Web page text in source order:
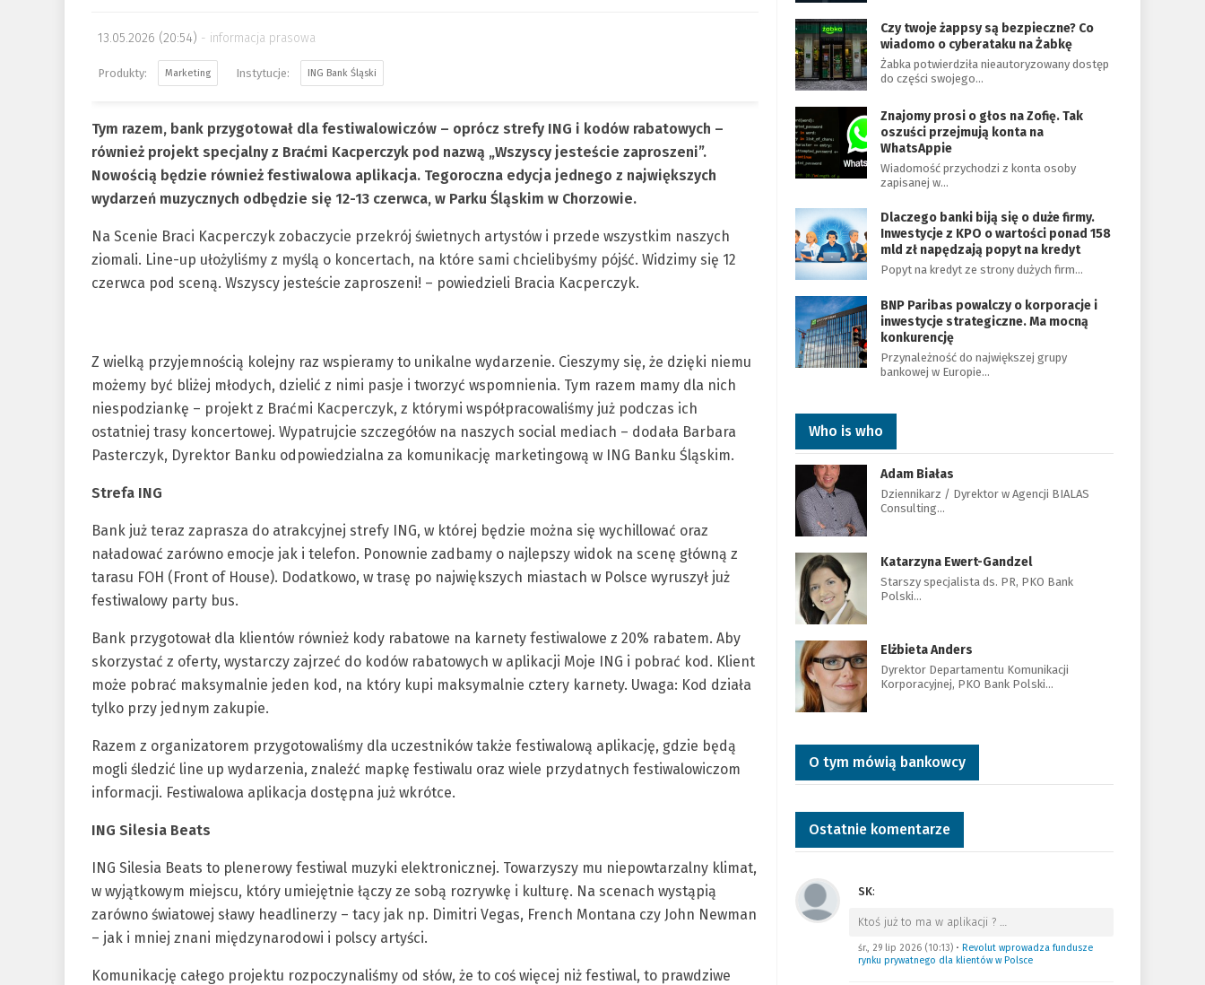
13.05.2026 (20:54) informacja prasowa
Marketing ING Bank Śląski
Tym razem, bank przygotował dla festiwalowiczów – oprócz strefy ING i kodów rabatowych –
również projekt specjalny z Braćmi Kacperczyk pod nazwą „Wszyscy jesteście zaproszeni”.
Nowością będzie również festiwalowa aplikacja. Tegoroczna edycja jednego z największych
wydarzeń muzycznych odbędzie się 12-13 czerwca, w Parku Śląskim w Chorzowie.
Na Scenie Braci Kacperczyk zobaczycie przekrój świetnych artystów i przede wszystkim naszych
ziomali. Line-up ułożyliśmy z myślą o koncertach, na które sami chcielibyśmy pójść. Widzimy się 12
czerwca pod sceną. Wszyscy jesteście zaproszeni! – powiedzieli Bracia Kacperczyk.
Z wielką przyjemnością kolejny raz wspieramy to unikalne wydarzenie. Cieszymy się, że dzięki niemu
możemy być bliżej młodych, dzielić z nimi pasje i tworzyć wspomnienia. Tym razem mamy dla nich
niespodziankę – projekt z Braćmi Kacperczyk, z którymi współpracowaliśmy już podczas ich
ostatniej trasy koncertowej. Wypatrujcie szczegółów na naszych social mediach – dodała Barbara
Pasterczyk, Dyrektor Banku odpowiedzialna za komunikację marketingową w ING Banku Śląskim.
Strefa ING
Bank już teraz zaprasza do atrakcyjnej strefy ING, w której będzie można się wychillować oraz
naładować zarówno emocje jak i telefon. Ponownie zadbamy o najlepszy widok na scenę główną z
tarasu FOH (Front of House). Dodatkowo, w trasę po największych miastach w Polsce wyruszył już
festiwalowy party bus.
Bank przygotował dla klientów również kody rabatowe na karnety festiwalowe z 20% rabatem. Aby
skorzystać z oferty, wystarczy zajrzeć do kodów rabatowych w aplikacji Moje ING i pobrać kod. Klient
może pobrać maksymalnie jeden kod, na który kupi maksymalnie cztery karnety. Uwaga: Kod działa
tylko przy jednym zakupie.
Razem z organizatorem przygotowaliśmy dla uczestników także festiwalową aplikację, gdzie będą
mogli śledzić line up wydarzenia, znaleźć mapkę festiwalu oraz wiele przydatnych festiwalowiczom
informacji. Festiwalowa aplikacja dostępna już wkrótce.
ING Silesia Beats
ING Silesia Beats to plenerowy festiwal muzyki elektronicznej. Towarzyszy mu niepowtarzalny klimat,
w wyjątkowym miejscu, który umiejętnie łączy ze sobą rozrywkę i kulturę. Na scenach wystąpią
zarówno światowej sławy headlinerzy – tacy jak np. Dimitri Vegas, French Montana czy John Newman
– jak i mniej znani międzynarodowi i polscy artyści.
Komunikację całego projektu rozpoczynaliśmy od słów, że to coś więcej niż festiwal, to prawdziwe
Czy twoje żappsy są bezpieczne? Co
wiadomo o cyberataku na Żabkę
Żabka potwierdziła nieautoryzowany dostęp
do części swojego…
Znajomy prosi o głos na Zofię. Tak
oszuści przejmują konta na
WhatsAppie
Wiadomość przychodzi z konta osoby
zapisanej w…
Dlaczego banki biją się o duże firmy.
Inwestycje z KPO o wartości ponad 158
mld zł napędzają popyt na kredyt
Popyt na kredyt ze strony dużych firm…
BNP Paribas powalczy o korporacje i
inwestycje strategiczne. Ma mocną
konkurencję
Przynależność do największej grupy
bankowej w Europie…
Who is who
Adam Białas
Dziennikarz / Dyrektor w Agencji BIALAS
Consulting…
Katarzyna Ewert-Gandzel
Starszy specjalista ds. PR, PKO Bank
Polski…
Elżbieta Anders
Dyrektor Departamentu Komunikacji
Korporacyjnej, PKO Bank Polski…
O tym mówią bankowcy
Ostatnie komentarze
SK:
Ktoś już to ma w aplikacji ? …
śr., 29 lip 2026 (10:13)• Revolut wprowadza fundusze
rynku prywatnego dla klientów w Polsce